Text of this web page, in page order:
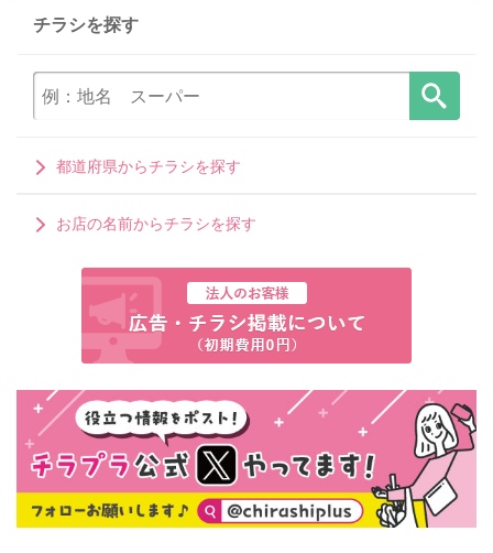
チラシを探す
都道府県からチラシを探す
お店の名前からチラシを探す